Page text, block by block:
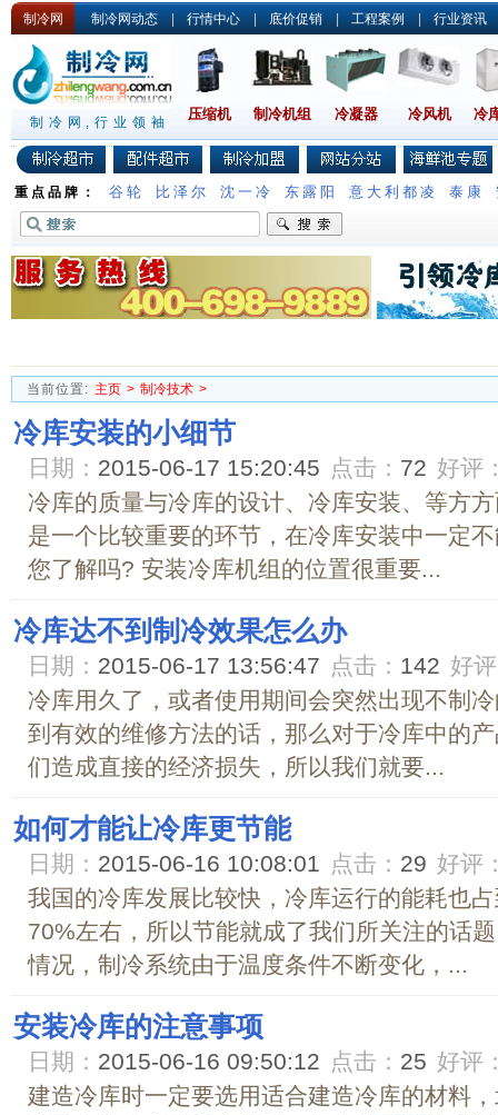
制冷网 制冷网动态 | 行情中心 | 底价促销 | 工程案例 | 行业资讯
制冷网,行业领袖 压缩机 制冷机组 冷凝器 冷风机 冷
重点品牌： 谷轮 比泽尔 沈一冷 东露阳 意大利都凌 泰康
当前位置: 主页 > 制冷技术 >
冷库安装的小细节
日期： 2015-06-17 15:20:45 点击： 72 好评
冷库的质量与冷库的设计、冷库安装、等方
是一个比较重要的环节，在冷库安装中一定
您了解吗? 安装冷库机组的位置很重要...
冷库达不到制冷效果怎么办
日期： 2015-06-17 13:56:47 点击： 142 好
冷库用久了，或者使用期间会突然出现不制
到有效的维修方法的话，那么对于冷库中的
们造成直接的经济损失，所以我们就要...
如何才能让冷库更节能
日期： 2015-06-16 10:08:01 点击： 29 好评
我国的冷库发展比较快，冷库运行的能耗也
70%左右，所以节能就成了我们所关注的话
情况，制冷系统由于温度条件不断变化，...
安装冷库的注意事项
日期： 2015-06-16 09:50:12 点击： 25 好评
建造冷库时一定要选用适合建造冷库的材料